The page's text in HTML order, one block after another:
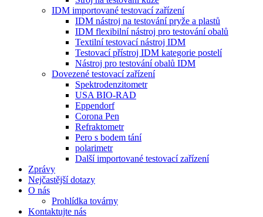
IDM importované testovací zařízení
IDM nástroj na testování pryže a plastů
IDM flexibilní nástroj pro testování obalů
Textilní testovací nástroj IDM
Testovací přístroj IDM kategorie postelí
Nástroj pro testování obalů IDM
Dovezené testovací zařízení
Spektrodenzitometr
USA BIO-RAD
Eppendorf
Corona Pen
Refraktometr
Pero s bodem tání
polarimetr
Další importované testovací zařízení
Zprávy
Nejčastější dotazy
O nás
Prohlídka továrny
Kontaktujte nás